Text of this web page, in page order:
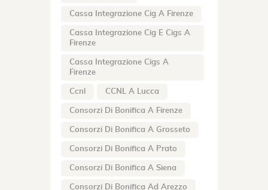
Cassa Integrazione Cig A Firenze
Cassa Integrazione Cig E Cigs A
Firenze
Cassa Integrazione Cigs A
Firenze
Ccnl CCNL A Lucca
Consorzi Di Bonifica A Firenze
Consorzi Di Bonifica A Grosseto
Consorzi Di Bonifica A Prato
Consorzi Di Bonifica A Siena
Consorzi Di Bonifica Ad Arezzo